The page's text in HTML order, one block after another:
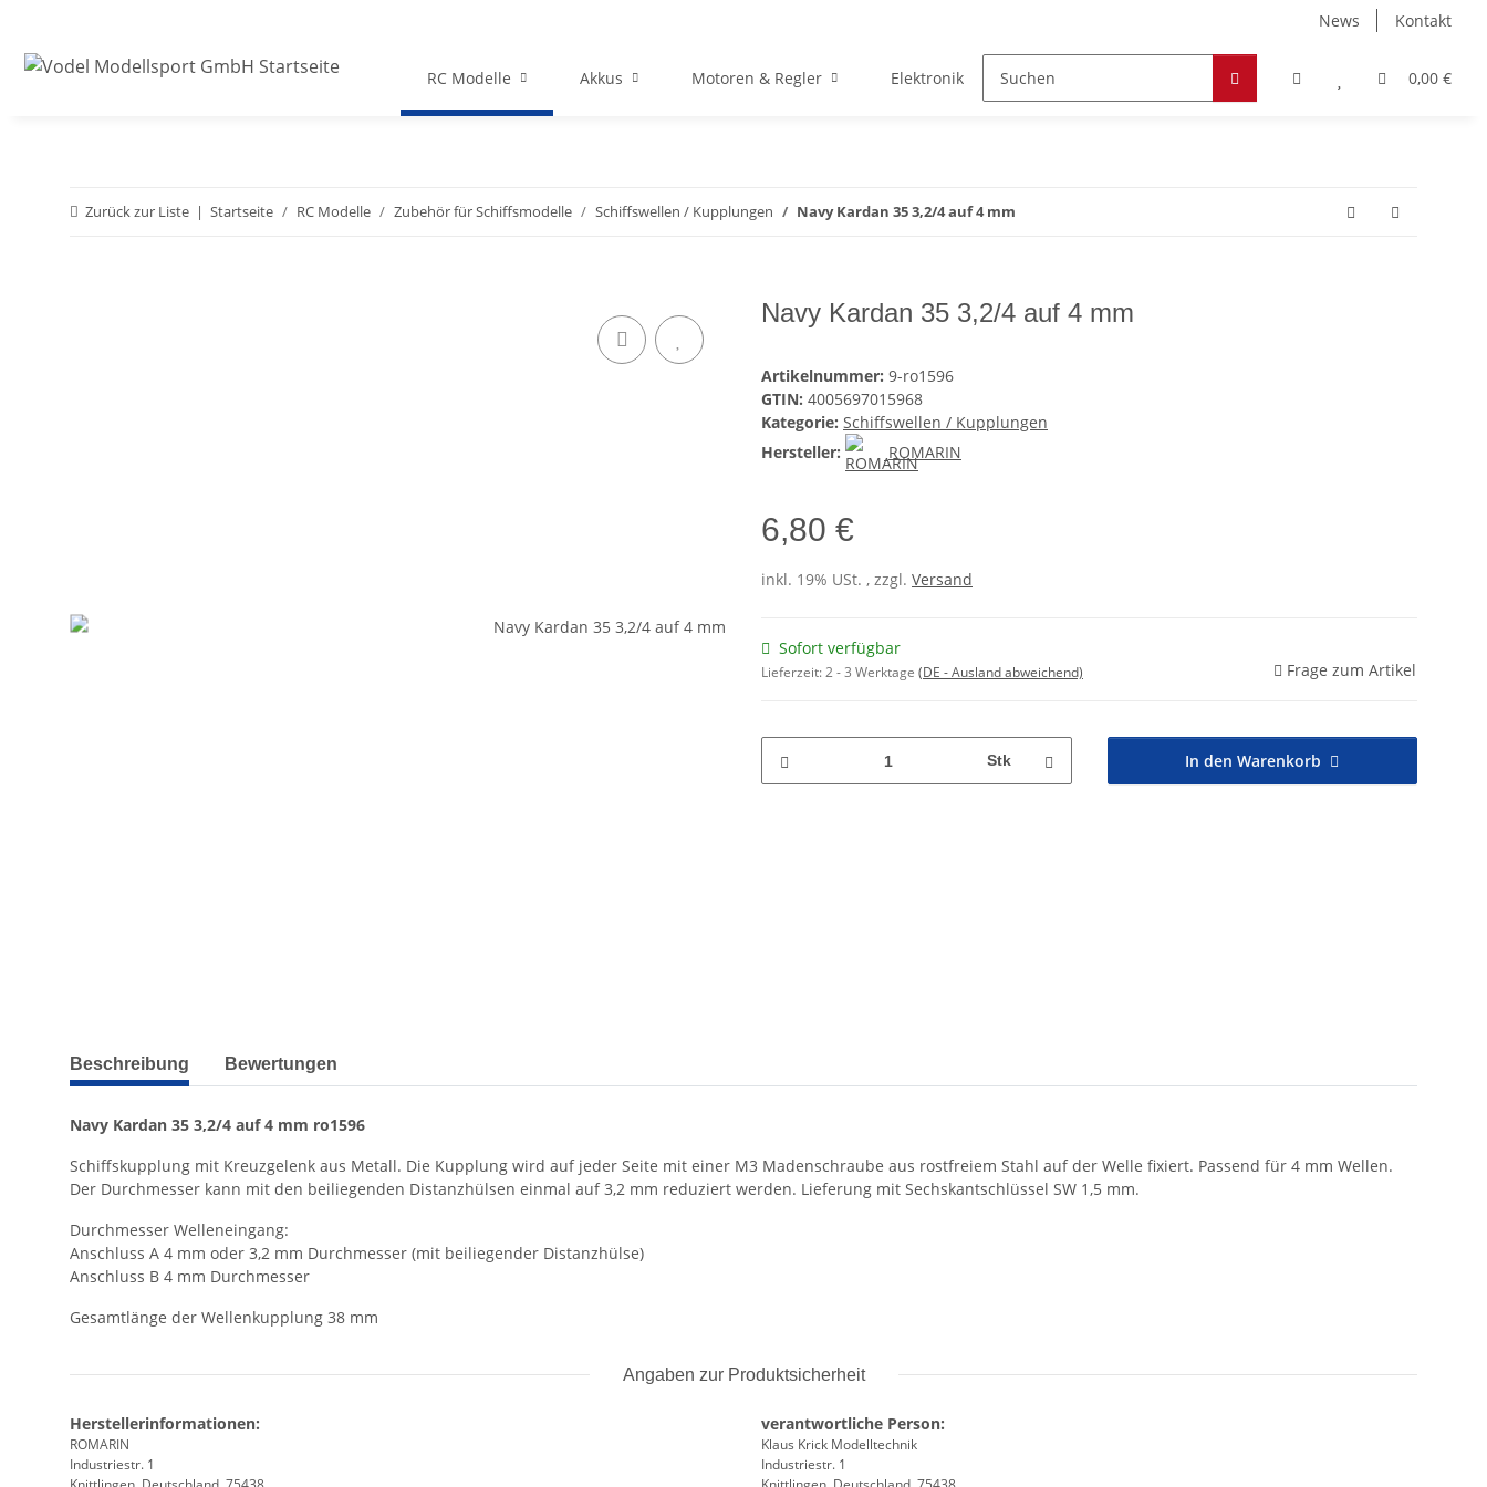
News Kontakt
0,00 €
RC Modelle Akkus Motoren & Regler Elektronik Zubehör Hobby & Freizeit Werkstoffe
Zurück zur Liste Startseite RC Modelle Zubehör für Schiffsmodelle Schiffswellen / Kupplungen Navy Kardan 35 3,2/4 auf 4 mm
Navy Kardan 35 3,2/4 auf 4 mm
Artikelnummer: 9-ro1596
GTIN: 4005697015968
Kategorie: Schiffswellen / Kupplungen
Hersteller:
ROMARIN
6,80 €
inkl. 19% USt. , zzgl. Versand
Sofort verfügbar
Lieferzeit:2 - 3 Werktage (DE - Ausland abweichend) Frage zum Artikel
Stk In den Warenkorb
weitere Registerkarten anzeigen
Beschreibung Bewertungen
Navy Kardan 35 3,2/4 auf 4 mm ro1596
Schiffskupplung mit Kreuzgelenk aus Metall. Die Kupplung wird auf jeder Seite mit einer M3 Madenschraube aus rostfreiem Stahl auf der Welle fixiert. Passend für 4 mm Wellen.
Der Durchmesser kann mit den beiliegenden Distanzhülsen einmal auf 3,2 mm reduziert werden. Lieferung mit Sechskantschlüssel SW 1,5 mm.
Durchmesser Welleneingang:
Anschluss A 4 mm oder 3,2 mm Durchmesser (mit beiliegender Distanzhülse)
Anschluss B 4 mm Durchmesser
Gesamtlänge der Wellenkupplung 38 mm
Angaben zur Produktsicherheit
Herstellerinformationen:
ROMARIN
Industriestr. 1
verantwortliche Person:
Klaus Krick Modelltechnik
Industriestr. 1